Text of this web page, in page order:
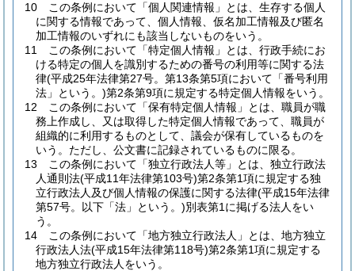
10
この条例において「個人関連情報」とは、生存する個人
に関する情報であって、個人情報、仮名加工情報及び匿名
加工情報のいずれにも該当しないものをいう。
11
この条例において「特定個人情報」とは、行政手続にお
ける特定の個人を識別するための番号の利用等に関する法
律(平成25年法律第27号。第13条第5項において「番号利用
法」という。)第2条第9項に規定する特定個人情報をいう。
12
この条例において「保有特定個人情報」とは、職員が職
務上作成し、又は取得した特定個人情報であって、職員が
組織的に利用するものとして、議会が保有しているものを
いう。 ただし、公文書に記録されているものに限る。
13
この条例において「独立行政法人等」とは、独立行政法
人通則法(平成11年法律第103号)第2条第1項に規定する独
立行政法人及び個人情報の保護に関する法律(平成15年法律
第57号。以下「法」という。)別表第1に掲げる法人をい
う。
14
この条例において「地方独立行政法人」とは、地方独立
行政法人法(平成15年法律第118号)第2条第1項に規定する
地方独立行政法人をいう。